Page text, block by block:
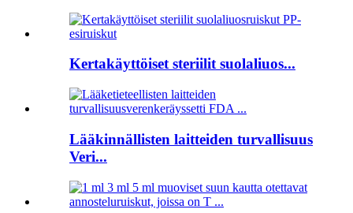
Kertakäyttöiset steriilit suolaliuos...
Lääkinnällisten laitteiden turvallisuus
Veri...